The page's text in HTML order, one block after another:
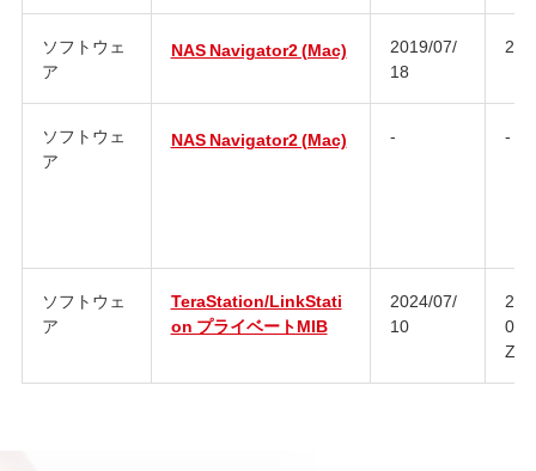
ソフトウェ
ア
NAS Navigator2 (Mac)
2019/07/
18
ソフトウェ
ア
NAS Navigator2 (Mac) - -
ソフトウェ
ア
TeraStation/LinkStati
on プライベートMIB
2024/07/
10
Z